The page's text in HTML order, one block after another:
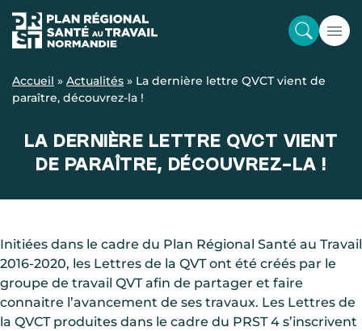
Accueil » Actualités » La dernière lettre QVCT vient de
paraître, découvrez-la !
LA DERNIÈRE LETTRE QVCT VIENT
DE PARAÎTRE, DÉCOUVREZ-LA !
Initiées dans le cadre du Plan Régional Santé au Travail
2016-2020, les Lettres de la QVT ont été créés par le
groupe de travail QVT afin de partager et faire
connaitre l’avancement de ses travaux. Les Lettres de
la QVCT produites dans le cadre du PRST 4 s’inscrivent